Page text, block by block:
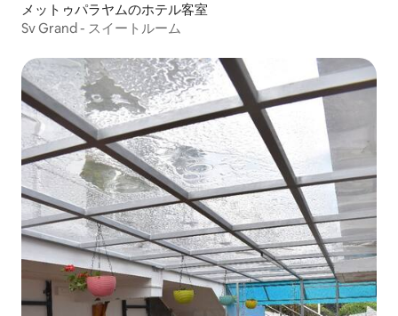
メットゥパラヤムのホテル客室
Sv Grand - スイートルーム